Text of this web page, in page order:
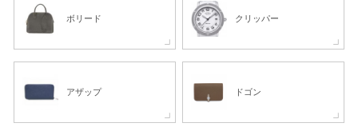
ボリード クリッパー
アザップ ドゴン